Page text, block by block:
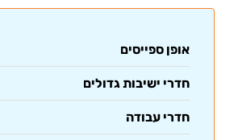
אופן ספייסים
חדרי ישיבות גדולים
חדרי עבודה